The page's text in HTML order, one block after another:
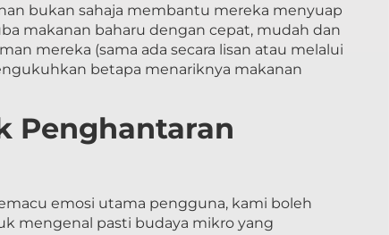
bukan sahaja membantu mereka menyuap
makanan baharu dengan cepat, mudah dan
mereka (sama ada secara lisan atau melalui
betapa menariknya makanan
Penghantaran
emosi utama pengguna, kami boleh
mengenal pasti budaya mikro yang